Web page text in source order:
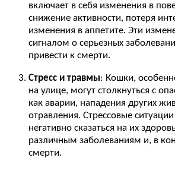
включает в себя изменения в
снижение активности, потеря
изменения в аппетите. Эти
сигналом о серьезных
привести к смерти.
Стресс и травмы: Кошки,
на улице, могут столкнуться с
как аварии, нападения других
отравления. Стрессовые
негативно сказаться на их
различным заболеваниям и, в
смерти.